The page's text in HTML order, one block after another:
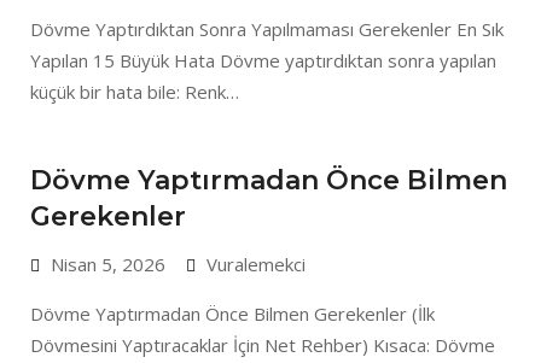
Dövme Yaptırdıktan Sonra Yapılmaması Gerekenler En Sık
Yapılan 15 Büyük Hata Dövme yaptırdıktan sonra yapılan
küçük bir hata bile: Renk…
Dövme Yaptırmadan Önce Bilmen
Gerekenler
Nisan 5, 2026 Vuralemekci
Dövme Yaptırmadan Önce Bilmen Gerekenler (İlk
Dövmesini Yaptıracaklar İçin Net Rehber) Kısaca: Dövme